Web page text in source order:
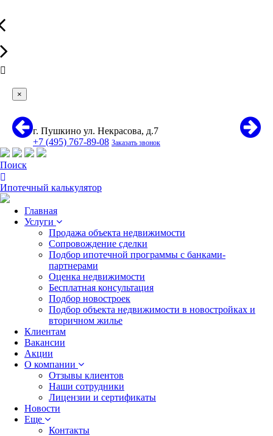
×
г. Пушкино ул. Некрасова, д.7
+7 (495) 767-89-08 Заказать звонок
Поиск
Ипотечный калькулятор
Главная
Услуги
Продажа объекта недвижимости
Сопровождение сделки
Подбор ипотечной программы с банками-
партнерами
Оценка недвижимости
Бесплатная консультация
Подбор новостроек
Подбор объекта недвижимости в новостройках и
вторичном жилье
Клиентам
Вакансии
Акции
О компании
Отзывы клиентов
Наши сотрудники
Лицензии и сертификаты
Новости
Еще
Контакты